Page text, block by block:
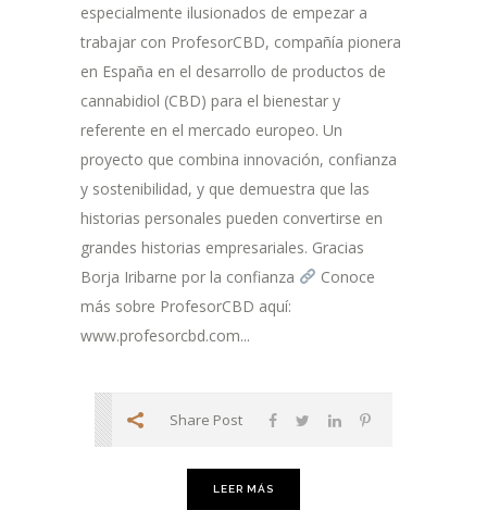
especialmente ilusionados de empezar a
trabajar con ProfesorCBD, compañía pionera
en España en el desarrollo de productos de
cannabidiol (CBD) para el bienestar y
referente en el mercado europeo. Un
proyecto que combina innovación, confianza
y sostenibilidad, y que demuestra que las
historias personales pueden convertirse en
grandes historias empresariales. Gracias
Borja Iribarne por la confianza
Conoce
más sobre ProfesorCBD aquí:
www.profesorcbd.com...
Share Post
LEER MÁS